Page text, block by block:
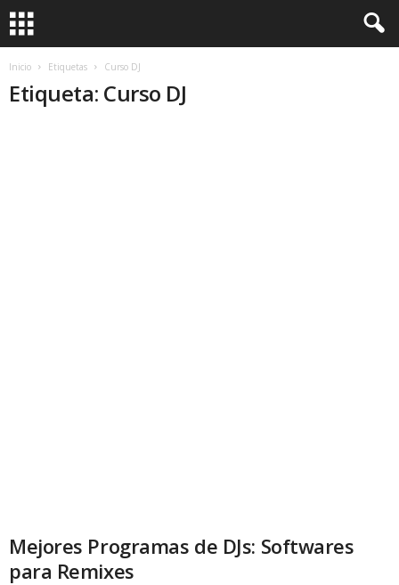
Inicio Etiquetas Curso DJ
Etiqueta: Curso DJ
Mejores Programas de DJs: Softwares
para Remixes